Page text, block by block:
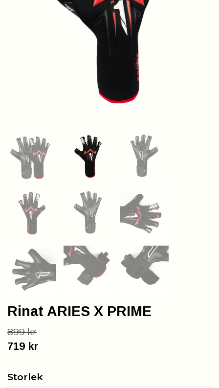
Rinat ARIES X PRIME
899 kr
719 kr
Storlek